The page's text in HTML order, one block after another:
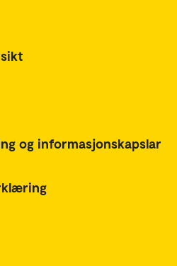
og informasjonskapslar